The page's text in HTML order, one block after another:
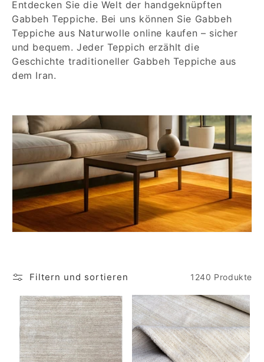
e
g
o
r
e
:
Entdecken Sie die Welt der handgeknüpften
Gabbeh Teppiche. Bei uns können Sie Gabbeh
Teppiche aus Naturwolle online kaufen – sicher
und bequem. Jeder Teppich erzählt die
Geschichte traditioneller Gabbeh Teppiche aus
dem Iran.
Filtern und sortieren 1240 Produkte